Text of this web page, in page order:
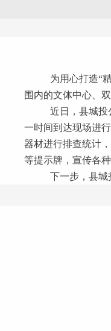
为用心打造“
围内的文体中心、
近日，县城投
一时间到达现场进
器材进行排查统计
等提示牌，宣传各
下一步，县城